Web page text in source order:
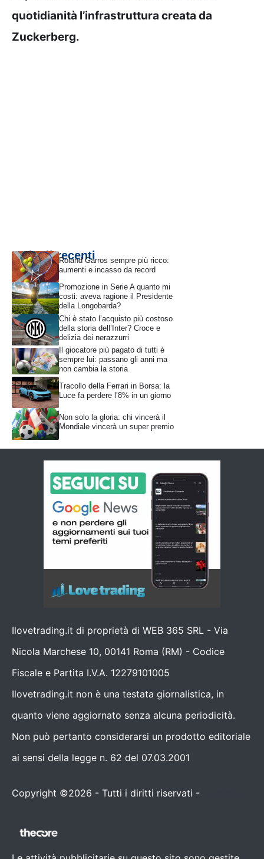
quotidianità l’infrastruttura creata da
Zuckerberg.
Articoli recentiRoland Garros sempre più ricco:
aumenti e incasso da record
Promozione in Serie A quanto mi
costi: aveva ragione il Presidente
della Longobarda?
Chi è stato l’acquisto più costoso
della storia dell’Inter? Croce e
delizia dei nerazzurri
Il giocatore più pagato di tutti è
sempre lui: passano gli anni ma
non cambia la storia
Tracollo della Ferrari in Borsa: la
Luce fa perdere l’8% in un giorno
Non solo la gloria: chi vincerà il
Mondiale vincerà un super premio
Ilovetrading.it di proprietà di WEB 365 SRL - Via
Nicola Marchese 10, 00141 Roma (RM) - Codice
Fiscale e Partita I.V.A. 12279101005
Ilovetrading.it non è una testata giornalistica, in
quanto viene aggiornato senza alcuna periodicità.
Non può pertanto considerarsi un prodotto editoriale
ai sensi della legge n. 62 del 07.03.2001
Copyright ©2026 - Tutti i diritti riservati -